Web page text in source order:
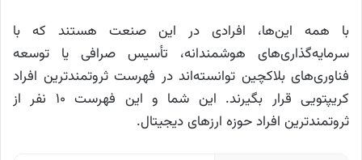
با همه این‌ها، افرادی در این صنعت هستند که با
سرمایه‌گذاری‌های هوشمندانه، تأسیس صرافی یا توسعه
فناوری‌های بلاکچین توانسته‌اند در فهرست ثروتمندترین افراد
کریپتویی قرار بگیرند. این شما و این فهرست ۱۰ نفر از
ثروتمندترین افراد حوزه ارزهای دیجیتال.